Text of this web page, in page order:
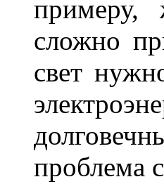
примеру,
сложно
свет
проблема